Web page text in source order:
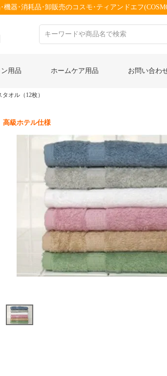
器･消耗品･卸販売のコスモ･ティアンドエフ
用品 ホームケア用品 お問い合わ
オル（12枚）
高級ホテル仕様